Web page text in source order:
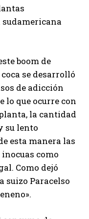
boom de
se desarrolló
de adicción
lo que ocurre con
la cantidad
su lento
esta manera las
como
Como dejó
suizo Paracelso